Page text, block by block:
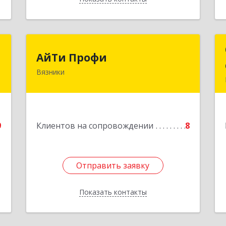
АйТи Профи
Вязники
Клиентов на сопровождении 8
Отправить заявку
Показать контакты
Отправить заявку
Назад